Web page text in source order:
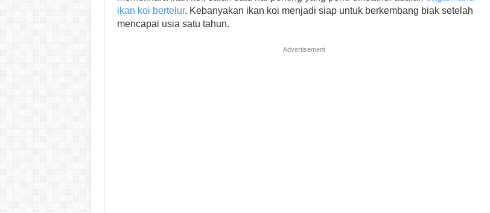
ikan koi bertelur. Kebanyakan ikan koi menjadi siap untuk berkembang biak setelah
mencapai usia satu tahun.
Advertisement